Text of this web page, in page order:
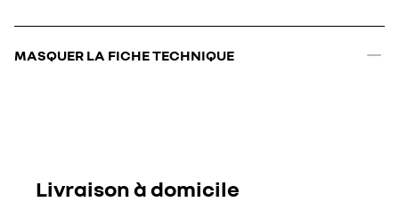
MASQUER LA FICHE TECHNIQUE
Livraison à domicile